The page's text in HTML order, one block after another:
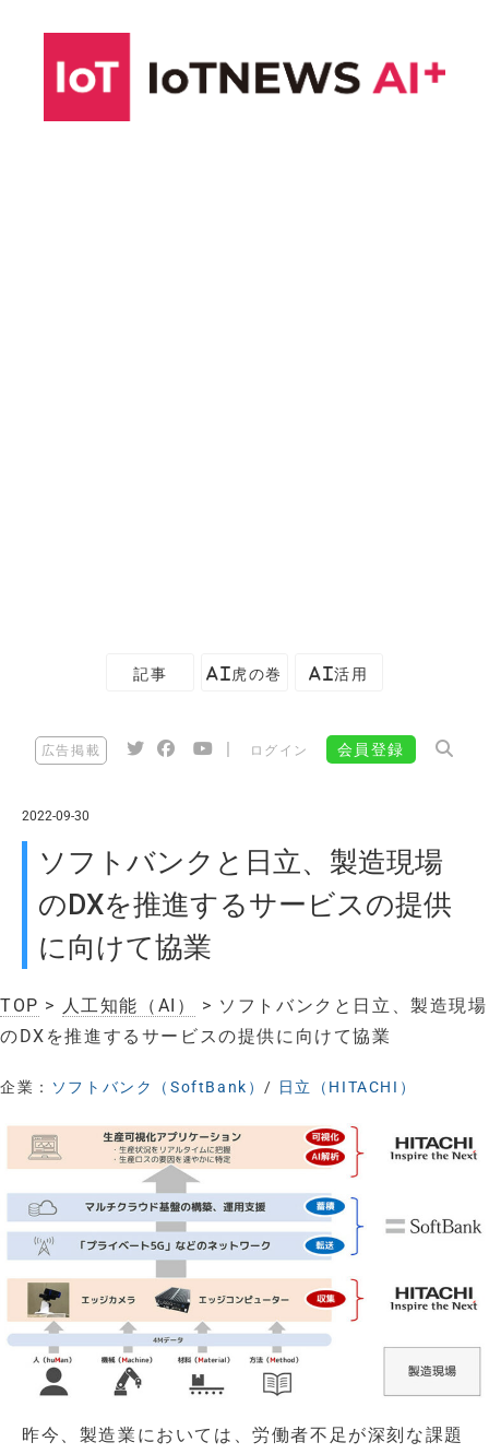
記事 AI虎の巻 AI活用
広告掲載 ログイン 会員登録
2022-09-30
ソフトバンクと日立、製造現場
のDXを推進するサービスの提供
に向けて協業
TOP > 人工知能（AI）
> ソフトバンクと日立、製造現場
のDXを推進するサービスの提供に向けて協業
企業： ソフトバンク（SoftBank）/ 日立（HITACHI）
昨今、製造業においては、労働者不足が深刻な課題